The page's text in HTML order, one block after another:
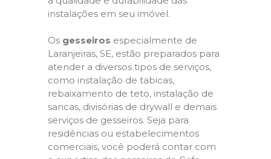
instalações em seu imóvel.
Os gesseiros especialmente de
Laranjeiras, SE, estão preparados para
atender a diversos tipos de serviços,
como instalação de tabicas,
rebaixamento de teto, instalação de
sancas, divisórias de drywall e demais
serviços de gesseiros. Seja para
residências ou estabelecimentos
comerciais, você poderá contar com